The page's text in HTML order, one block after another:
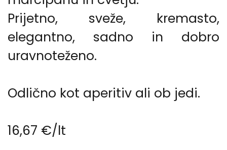
Prijetno, sveže, kremasto,
elegantno, sadno in dobro
uravnoteženo.
Odlično kot aperitiv ali ob jedi.
16,67 €/lt